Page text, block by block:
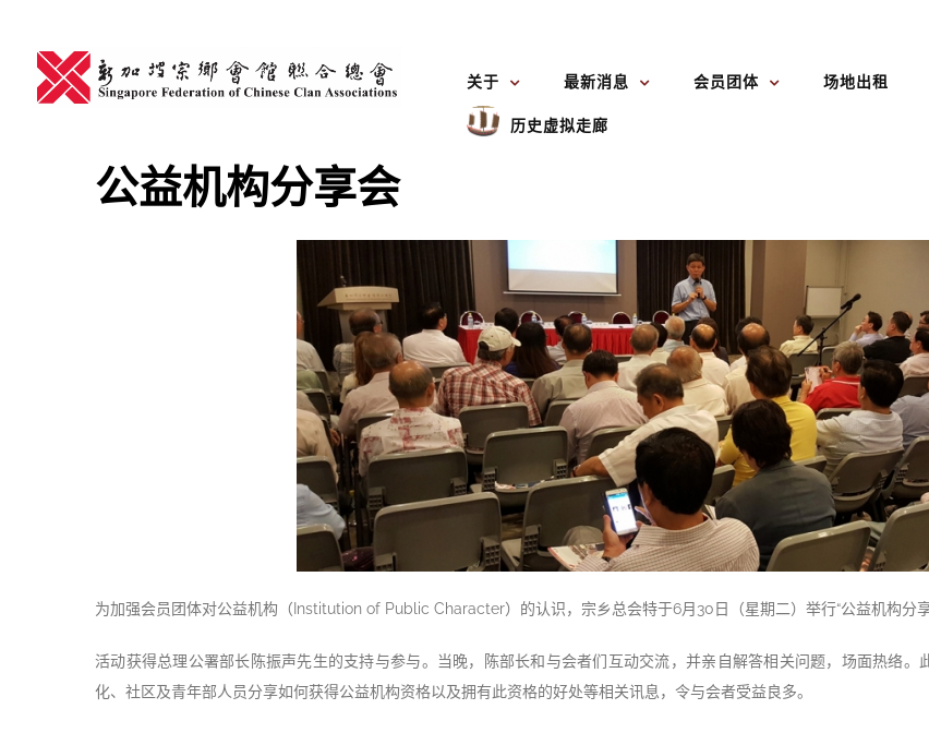
content
关于
最新消息 会员团体 场地出租
历史虚拟走廊
公益机构分享会
为加强会员团体对公益机构（Institution of Public Character）的认识，宗乡总会特于6月30日（星期二）举行“公益机构分
活动获得总理公署部长陈振声先生的支持与参与。当晚，陈部长和与会者们互动交流，并亲自解答相关问题，场面热络
化、社区及青年部人员分享如何获得公益机构资格以及拥有此资格的好处等相关讯息，令与会者受益良多。